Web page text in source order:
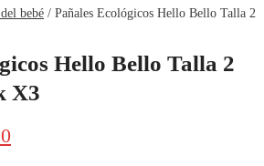
bebé / Pañales Ecológicos Hello Bello Talla 2
Hello Bello Talla 2
X3
El